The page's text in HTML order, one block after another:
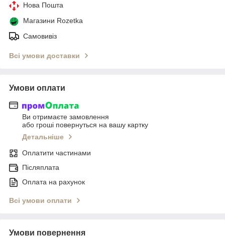
Нова Пошта
Магазини Rozetka
Самовивіз
Всі умови доставки
Умови оплати
Ви отримаєте замовлення
або гроші повернуться на вашу картку
Детальніше
Оплатити частинами
Післяплата
Оплата на рахунок
Всі умови оплати
Умови повернення